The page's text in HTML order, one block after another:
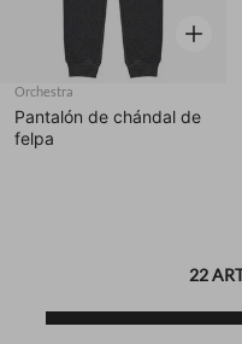
Vista
Orchestra
Pantalón de chándal de
felpa
22